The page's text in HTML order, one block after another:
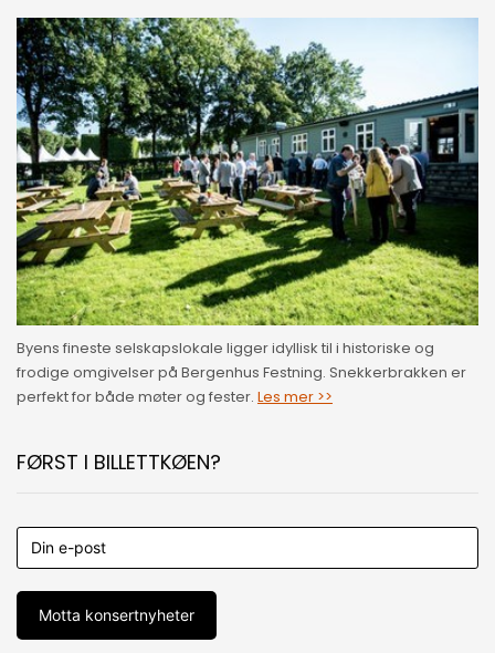
Byens fineste selskapslokale ligger idyllisk til i historiske og
frodige omgivelser på Bergenhus Festning. Snekkerbrakken er
perfekt for både møter og fester. Les mer >>
FØRST I BILLETTKØEN?
Motta konsertnyheter